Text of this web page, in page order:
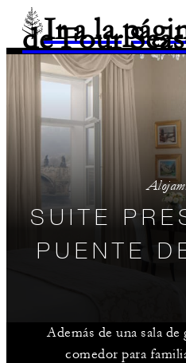
Ir a la
de Four
SUITE
PUENTE
Además de una sala
comedor para